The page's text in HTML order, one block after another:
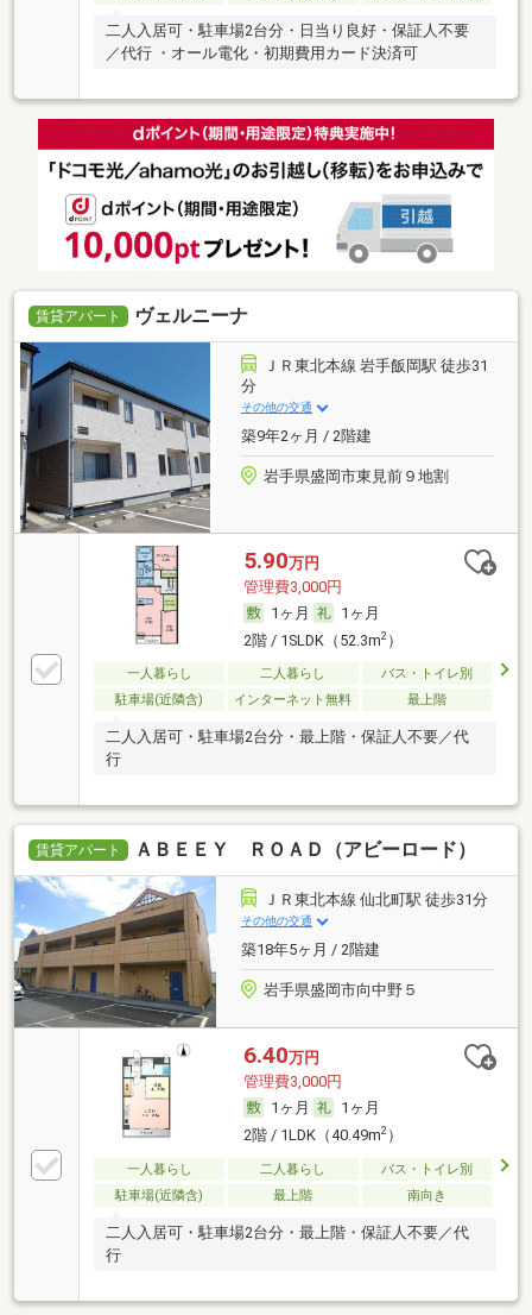
二人入居可・駐車場2台分・日当り良好・保証人不要
／代行 ・オール電化・初期費用カード決済可
賃貸アパート ヴェルニーナ
ＪＲ東北本線 岩手飯岡駅 徒歩31
分
その他の交通
築9年2ヶ月 / 2階建
岩手県盛岡市東見前９地割
5.90万円
管理費3,000円
1ヶ月
1ヶ月
2階 / 1SLDK（52.3m2）
一人暮らし 二人暮らし
バス・トイレ別
駐車場(近隣含)
インターネット無料 最上階
二人入居可・駐車場2台分・最上階・保証人不要／代
行
賃貸アパート ＡＢＥＥＹ ＲＯＡＤ（アビーロード）
ＪＲ東北本線 仙北町駅 徒歩31分
その他の交通
築18年5ヶ月 / 2階建
岩手県盛岡市向中野５
6.40万円
管理費3,000円
1ヶ月
1ヶ月
2階 / 1LDK（40.49m2）
一人暮らし 二人暮らし
バス・トイレ別
駐車場(近隣含)
最上階 南向き
二人入居可・駐車場2台分・最上階・保証人不要／代
行